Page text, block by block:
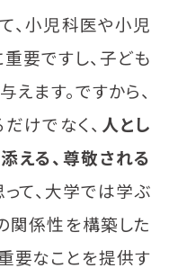
、小児科医や小児
要ですし、子ども
ます。ですから、
けでなく、 人とし
える、尊敬される
って、大学では学ぶ
関係性を構築した
要なことを提供す